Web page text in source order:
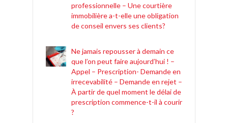
professionnelle – Une courtière
immobilière a-t-elle une obligation
de conseil envers ses clients?
Ne jamais repousser à demain ce
que l’on peut faire aujourd’hui ! –
Appel – Prescription- Demande en
irrecevabilité – Demande en rejet –
À partir de quel moment le délai de
prescription commence-t-il à courir
?